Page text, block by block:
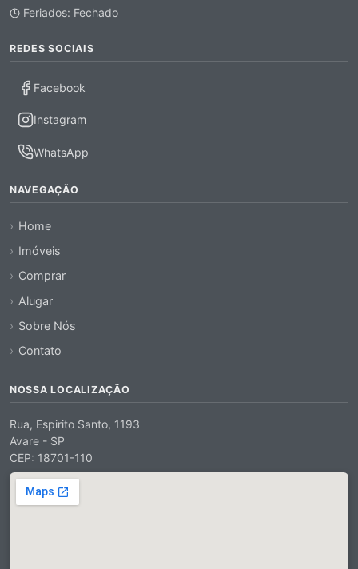
Feriados: Fechado
REDES SOCIAIS
Facebook
Instagram
WhatsApp
NAVEGAÇÃO
Home
Imóveis
Comprar
Alugar
Sobre Nós
Contato
NOSSA LOCALIZAÇÃO
Rua, Espirito Santo, 1193
Avare - SP
CEP: 18701-110